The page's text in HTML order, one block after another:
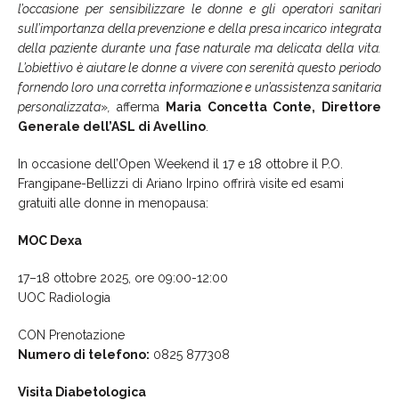
l’occasione per sensibilizzare le donne e gli operatori sanitari
sull’importanza della prevenzione e della presa incarico integrata
della paziente durante una fase naturale ma delicata della vita.
L’obiettivo è aiutare le donne a vivere con serenità questo periodo
fornendo loro una corretta informazione e un’assistenza sanitaria
personalizzata» afferma
Maria Concetta Conte, Direttore
Generale dell’ASL di Avellino
In occasione dell’Open Weekend il 17 e 18 ottobre il P.O.
Frangipane-Bellizzi di Ariano Irpino offrirà visite ed esami
gratuiti alle donne in menopausa:
MOC Dexa
17–18 ottobre 2025, ore 09:00-12:00
UOC Radiologia
CON Prenotazione
Numero di telefono: 0825 877308
Visita Diabetologica